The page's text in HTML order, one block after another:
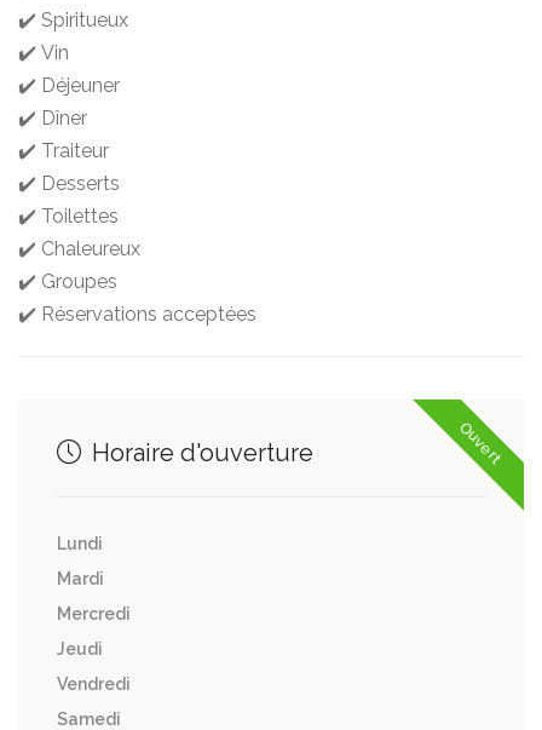
✔️ Spiritueux
✔️ Vin
✔️ Déjeuner
✔️ Dîner
✔️ Traiteur
✔️ Desserts
✔️ Toilettes
✔️ Chaleureux
✔️ Groupes
✔️ Réservations acceptées
Ouvert
Horaire d'ouverture
Lundi
Mardi
Mercredi
Jeudi
Vendredi
Samedi